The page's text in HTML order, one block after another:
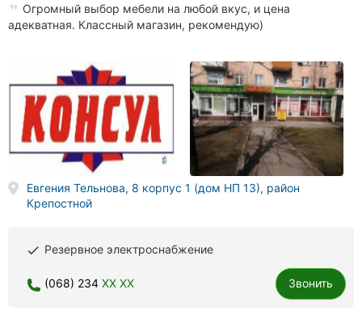
Все
города:
Кропивницкий
Винница
Житомир
Огромный выбор мебели на любой вкус, и цена
адекватная. Классный магазин, рекомендую)
Евгения Тельнова, 8 корпус 1 (дом НП 13), район
Крепостной
done Резервное электроснабжение
(068) 234 XX XX Звонить